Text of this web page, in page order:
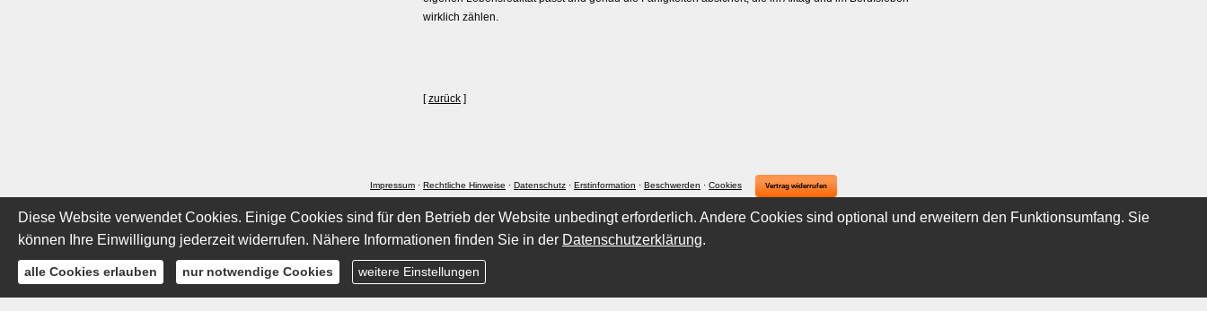
wirklich zählen.
[zurück ]
Impressum · Rechtliche Hinweise · Datenschutz · Erstinformation · Beschwerden · Cookies Vertrag widerrufen
Diese Website verwendet Cookies. Einige Cookies sind für den Betrieb der Website unbedingt erforderlich. Andere Cookies sind optional und erweitern den Funktionsumfang. Sie
können Ihre Einwilligung jederzeit widerrufen. Nähere Informationen finden Sie in der Datenschutzerklärung.
alle Cookies erlauben nur notwendige Cookies weitere Einstellungen